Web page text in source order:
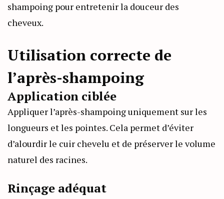
shampoing pour entretenir la douceur des
cheveux.
Utilisation correcte de
l’après-shampoing
Application ciblée
Appliquer l’après-shampoing uniquement sur les
longueurs et les pointes. Cela permet d’éviter
d’alourdir le cuir chevelu et de préserver le volume
naturel des racines.
Rinçage adéquat